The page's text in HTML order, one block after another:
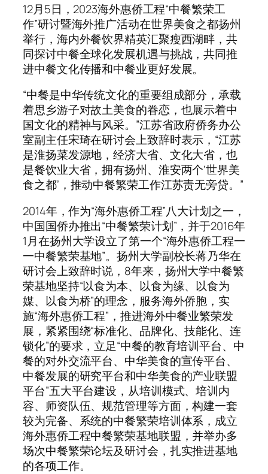
12月5日，2023海外惠侨工程“中餐繁荣工
作”研讨暨海外推广活动在世界美食之都扬州
举行，海内外餐饮界精英汇聚瘦西湖畔，共
同探讨中餐全球化发展机遇与挑战，共同推
进中餐文化传播和中餐业更好发展。
“中餐是中华传统文化的重要组成部分，承载
着思乡游子对故土美食的眷恋，也展示着中
国文化的精神与风采。”江苏省政府侨务办公
室副主任宋琦在研讨会上致辞时表示，“江苏
是淮扬菜发源地，经济大省、文化大省，也
是餐饮业大省，拥有扬州、淮安两个‘世界美
食之都’，推动中餐繁荣工作江苏责无旁贷。”
2014年，作为“海外惠侨工程”八大计划之一，
中国国侨办推出“中餐繁荣计划”，并于2016年
1月在扬州大学设立了第一个“海外惠侨工程一
一中餐繁荣基地”。扬州大学副校长蒋乃华在
研讨会上致辞时说，8年来，扬州大学中餐繁
荣基地坚持“以食为本、以食为缘、以食为
媒、以食为桥”的理念，服务海外侨胞，实
施“海外惠侨工程”，推进海外中餐业繁荣发
展，紧紧围绕“标准化、品牌化、技能化、连
锁化”的要求，立足“中餐的教育培训平台、中
餐的对外交流平台、中华美食的宣传平台、
中餐发展的研究平台和中华美食的产业联盟
平台”五大平台建设，从培训模式、培训内
容、师资队伍、规范管理等方面，构建一套
较为完备、系统的中餐繁荣培训体系，成立
海外惠侨工程中餐繁荣基地联盟，并举办多
场次中餐繁荣论坛及研讨会，扎实推进基地
的各项工作。